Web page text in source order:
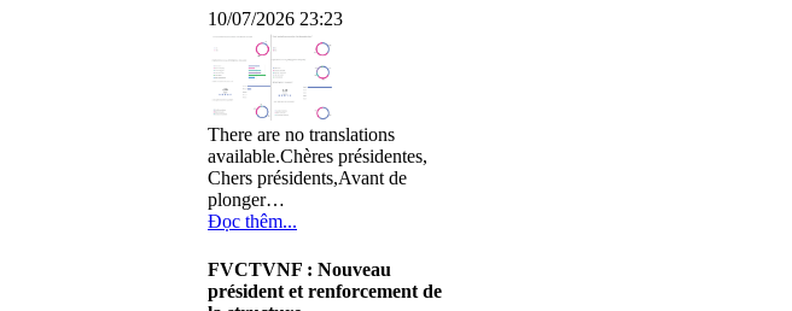
10/07/2026 23:23
There are no translations
available.Chères présidentes,
Chers présidents,Avant de
plonger…
Đọc thêm...
FVCTVNF : Nouveau
président et renforcement de